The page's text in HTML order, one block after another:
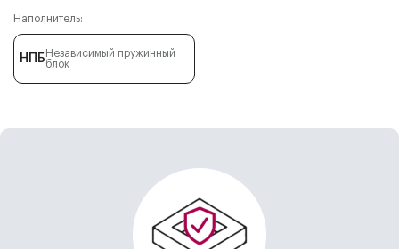
Наполнитель:
НПБ Независимый пружинный
блок